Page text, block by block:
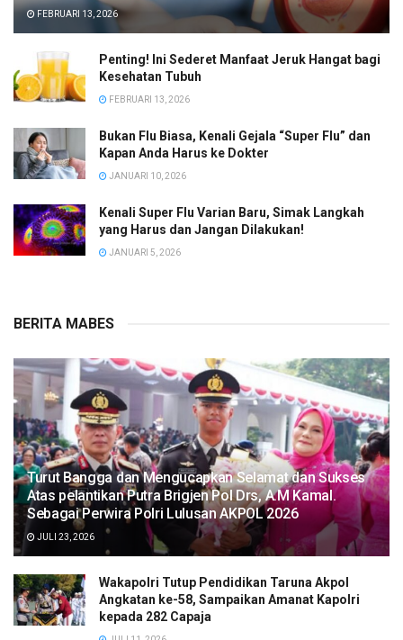
FEBRUARI 13, 2026
Penting! Ini Sederet Manfaat Jeruk Hangat bagi
Kesehatan Tubuh
FEBRUARI 13, 2026
Bukan Flu Biasa, Kenali Gejala “Super Flu” dan
Kapan Anda Harus ke Dokter
JANUARI 10, 2026
Kenali Super Flu Varian Baru, Simak Langkah
yang Harus dan Jangan Dilakukan!
JANUARI 5, 2026
BERITA MABES
Turut Bangga dan Mengucapkan Selamat dan Sukses
Atas pelantikan Putra Brigjen Pol Drs, A.M Kamal.
Sebagai Perwira Polri Lulusan AKPOL 2026
JULI 23, 2026
Wakapolri Tutup Pendidikan Taruna Akpol
Angkatan ke-58, Sampaikan Amanat Kapolri
kepada 282 Capaja